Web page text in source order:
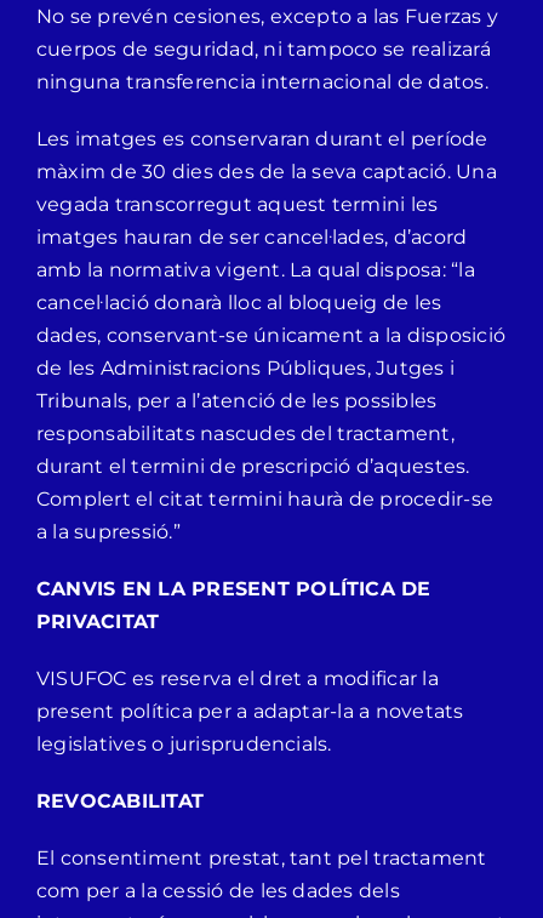
No se prevén cesiones, excepto a las Fuerzas y
cuerpos de seguridad, ni tampoco se realizará
ninguna transferencia internacional de datos.
Les imatges es conservaran durant el període
màxim de 30 dies des de la seva captació. Una
vegada transcorregut aquest termini les
imatges hauran de ser cancel·lades, d’acord
amb la normativa vigent. La qual disposa: “la
cancel·lació donarà lloc al bloqueig de les
dades, conservant-se únicament a la disposició
de les Administracions Públiques, Jutges i
Tribunals, per a l’atenció de les possibles
responsabilitats nascudes del tractament,
durant el termini de prescripció d’aquestes.
Complert el citat termini haurà de procedir-se
a la supressió.”
CANVIS EN LA PRESENT POLÍTICA DE
PRIVACITAT
VISUFOC es reserva el dret a modificar la
present política per a adaptar-la a novetats
legislatives o jurisprudencials.
REVOCABILITAT
El consentiment prestat, tant pel tractament
com per a la cessió de les dades dels